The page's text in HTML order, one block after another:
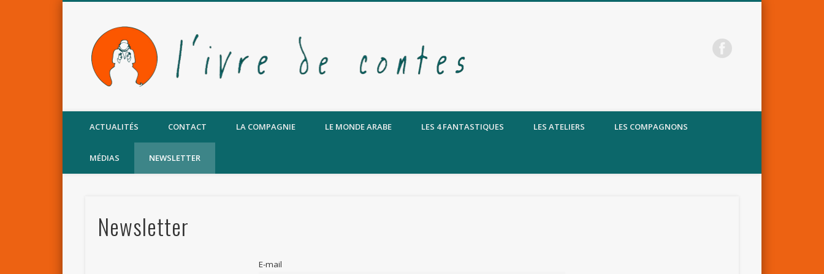
Facebook
ACTUALITÉS CONTACT LA COMPAGNIE LE MONDE ARABE LES 4 FANTASTIQUES LES ATELIERS LES COMPAGNONS
MÉDIAS NEWSLETTER
Newsletter
E-mail